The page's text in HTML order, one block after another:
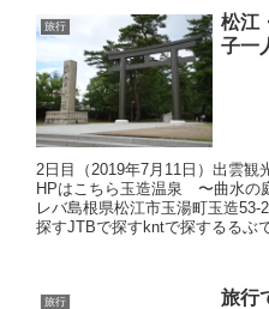
旅行
松江
子一
2日目（2019年7月11日）出雲
HPはこちら玉造温泉 〜曲水の
レバ島根県松江市玉湯町玉造
探すJTBで探すkntで探するるぶ
旅行
旅行